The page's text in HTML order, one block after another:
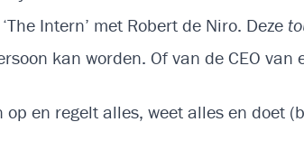
Intern’ met Robert de Niro. Deze
kan worden. Of van de CEO
en regelt alles, weet alles en doet